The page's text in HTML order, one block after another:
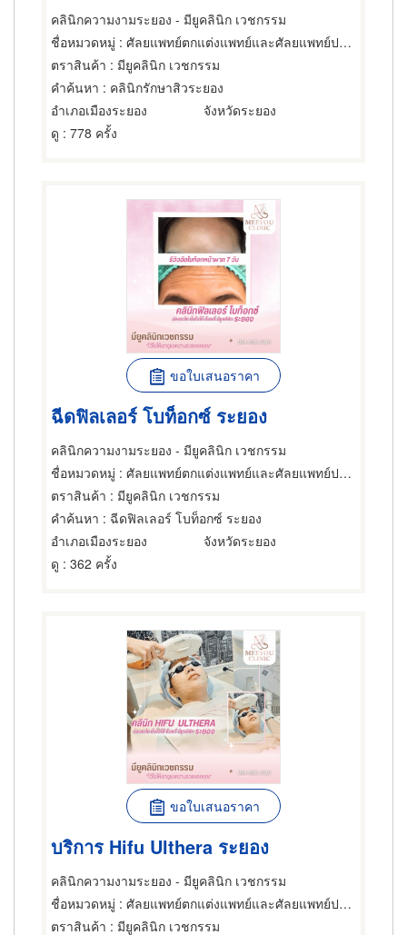
คลินิกความงามระยอง - มียูคลินิก เวชกรรม
ชื่อหมวดหมู่ : ศัลยแพทย์ตกแต่งแพทย์และศัลยแพทย์ปริญญา
ตราสินค้า : มียูคลินิก เวชกรรม
คำค้นหา : คลินิกรักษาสิวระยอง
อำเภอเมืองระยอง
จังหวัดระยอง
ดู : 778 ครั้ง
ขอใบเสนอราคา
ฉีดฟิลเลอร์ โบท็อกซ์ ระยอง
คลินิกความงามระยอง - มียูคลินิก เวชกรรม
ชื่อหมวดหมู่ : ศัลยแพทย์ตกแต่งแพทย์และศัลยแพทย์ปริญญา
ตราสินค้า : มียูคลินิก เวชกรรม
คำค้นหา : ฉีดฟิลเลอร์ โบท็อกซ์ ระยอง
อำเภอเมืองระยอง
จังหวัดระยอง
ดู : 362 ครั้ง
ขอใบเสนอราคา
บริการ Hifu Ulthera ระยอง
คลินิกความงามระยอง - มียูคลินิก เวชกรรม
ชื่อหมวดหมู่ : ศัลยแพทย์ตกแต่งแพทย์และศัลยแพทย์ปริญญา
ตราสินค้า : มียูคลินิก เวชกรรม